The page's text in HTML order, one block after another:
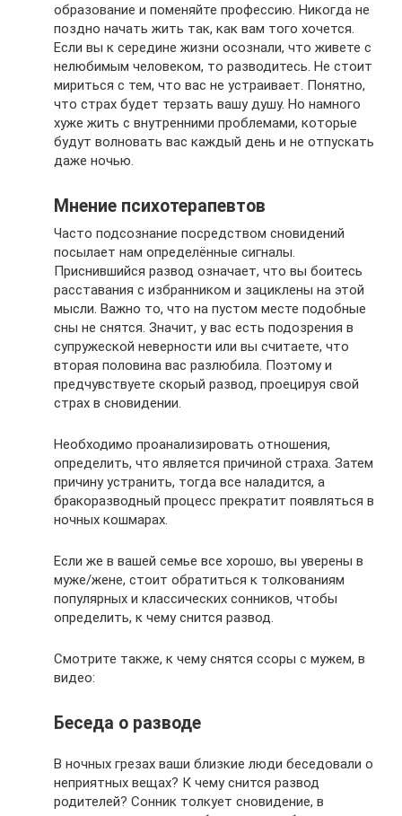
образование и поменяйте профессию. Никогда не
поздно начать жить так, как вам того хочется.
Если вы к середине жизни осознали, что живете с
нелюбимым человеком, то разводитесь. Не стоит
мириться с тем, что вас не устраивает. Понятно,
что страх будет терзать вашу душу. Но намного
хуже жить с внутренними проблемами, которые
будут волновать вас каждый день и не отпускать
даже ночью.
Мнение психотерапевтов
Часто подсознание посредством сновидений
посылает нам определённые сигналы.
Приснившийся развод означает, что вы боитесь
расставания с избранником и зациклены на этой
мысли. Важно то, что на пустом месте подобные
сны не снятся. Значит, у вас есть подозрения в
супружеской неверности или вы считаете, что
вторая половина вас разлюбила. Поэтому и
предчувствуете скорый развод, проецируя свой
страх в сновидении.
Необходимо проанализировать отношения,
определить, что является причиной страха. Затем
причину устранить, тогда все наладится, а
бракоразводный процесс прекратит появляться в
ночных кошмарах.
Если же в вашей семье все хорошо, вы уверены в
муже/жене, стоит обратиться к толкованиям
популярных и классических сонников, чтобы
определить, к чему снится развод.
Смотрите также, к чему снятся ссоры с мужем, в
видео:
Беседа о разводе
В ночных грезах ваши близкие люди беседовали о
неприятных вещах? К чему снится развод
родителей? Сонник толкует сновидение, в